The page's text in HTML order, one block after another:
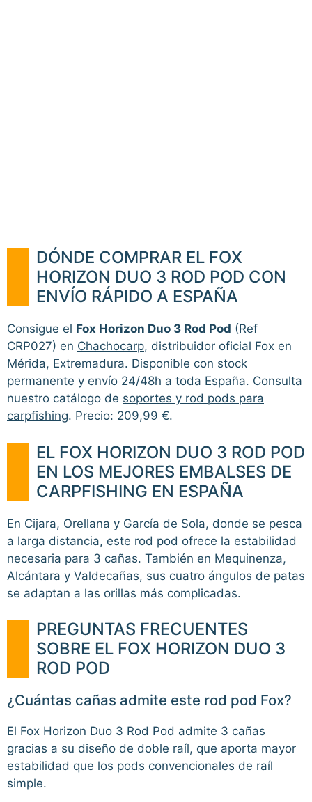
DÓNDE COMPRAR EL FOX
HORIZON DUO 3 ROD POD CON
ENVÍO RÁPIDO A ESPAÑA
Consigue el Fox Horizon Duo 3 Rod Pod (Ref
CRP027) en Chachocarp, distribuidor oficial Fox en
Mérida, Extremadura. Disponible con stock
permanente y envío 24/48h a toda España. Consulta
nuestro catálogo de soportes y rod pods para
carpfishing. Precio: 209,99 €.
EL FOX HORIZON DUO 3 ROD POD
EN LOS MEJORES EMBALSES DE
CARPFISHING EN ESPAÑA
En Cijara, Orellana y García de Sola, donde se pesca
a larga distancia, este rod pod ofrece la estabilidad
necesaria para 3 cañas. También en Mequinenza,
Alcántara y Valdecañas, sus cuatro ángulos de patas
se adaptan a las orillas más complicadas.
PREGUNTAS FRECUENTES
SOBRE EL FOX HORIZON DUO 3
ROD POD
¿Cuántas cañas admite este rod pod Fox?
El Fox Horizon Duo 3 Rod Pod admite 3 cañas
gracias a su diseño de doble raíl, que aporta mayor
estabilidad que los pods convencionales de raíl
simple.